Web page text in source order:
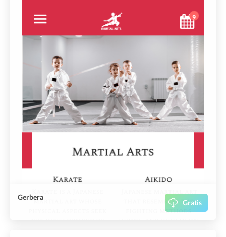
Gerbera
Gratis